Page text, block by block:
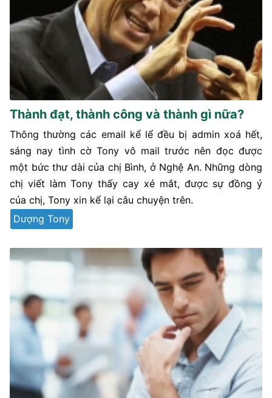
Thành đạt, thành công và thành gì nữa?
Thông thường các email kể lể đều bị admin xoá hết,
sáng nay tình cờ Tony vô mail trước nên đọc được
một bức thư dài của chị Bình, ở Nghệ An. Những dòng
chị viết làm Tony thấy cay xé mắt, được sự đồng ý
của chị, Tony xin kể lại câu chuyện trên.
Dượng Tony